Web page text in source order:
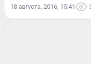
18 августа, 2016, 15:41